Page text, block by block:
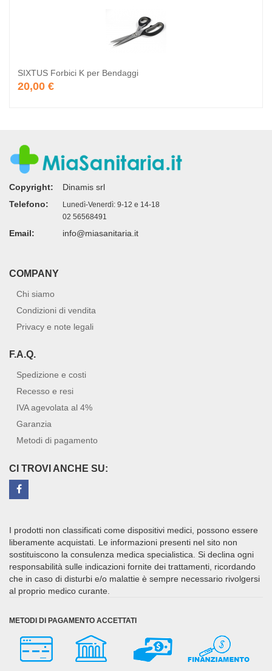
SIXTUS Forbici K per Bendaggi
20,00 €
Copyright:
Dinamis srl
Telefono:
Lunedì-Venerdì: 9-12 e 14-18
02 56568491
Email: info@miasanitaria.it
COMPANY
Chi siamo
Condizioni di vendita
Privacy e note legali
F.A.Q.
Spedizione e costi
Recesso e resi
IVA agevolata al 4%
Garanzia
Metodi di pagamento
CI TROVI ANCHE SU:
I prodotti non classificati come dispositivi medici, possono essere
liberamente acquistati. Le informazioni presenti nel sito non
sostituiscono la consulenza medica specialistica. Si declina ogni
responsabilità sulle indicazioni fornite dei trattamenti, ricordando
che in caso di disturbi e/o malattie è sempre necessario rivolgersi
al proprio medico curante.
METODI DI PAGAMENTO ACCETTATI